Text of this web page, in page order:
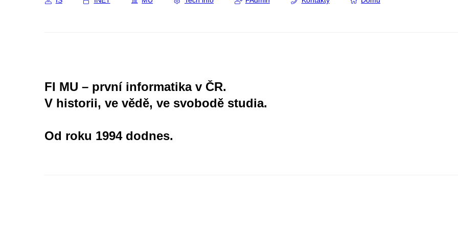
FI MU – první informatika v ČR.
V historii, ve vědě, ve svobodě studia.
Od roku 1994 dodnes.